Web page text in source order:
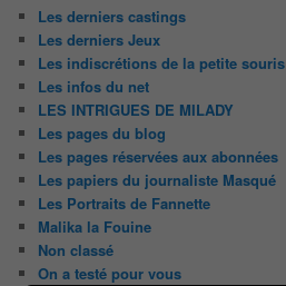
Les derniers castings
Les derniers Jeux
Les indiscrétions de la petite souris
Les infos du net
LES INTRIGUES DE MILADY
Les pages du blog
Les pages réservées aux abonnées
Les papiers du journaliste Masqué
Les Portraits de Fannette
Malika la Fouine
Non classé
On a testé pour vous